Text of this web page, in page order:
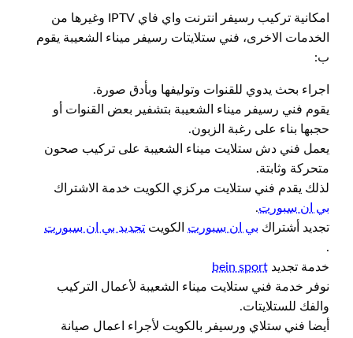
امكانية تركيب رسيفر انترنت واي فاي IPTV وغيرها من
الخدمات الاخرى، فني ستلايتات رسيفر ميناء الشعيبة يقوم
ب:
اجراء بحث يدوي للقنوات وتوليفها وبأدق صورة.
يقوم فني رسيفر ميناء الشعيبة بتشفير بعض القنوات أو
حجبها بناء على رغبة الزبون.
يعمل فني دش ستلايت ميناء الشعيبة على تركيب صحون
متحركة وثابتة.
لذلك يقدم فني ستلايت مركزي الكويت خدمة الاشتراك
بي ان سبورت.
تجديد أشتراك بي ان سبورت الكويت تجديد بي ان سبورت
.
خدمة تجديد bein sport
نوفر خدمة فني ستلايت ميناء الشعيبة لأعمال التركيب
والفك للستلايتات.
أيضا فني ستلاي ورسيفر بالكويت لأجراء اعمال صيانة